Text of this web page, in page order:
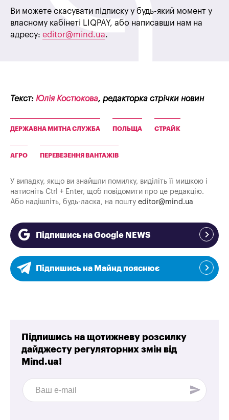
Ви можете скасувати підписку у будь-який момент у
власному кабінеті LIQPAY, або написавши нам на
адресу: editor@mind.ua.
Текст: Юлія Костюкова, редакторка стрічки новин
ДЕРЖАВНА МИТНА СЛУЖБА ПОЛЬЩА СТРАЙК
АГРО ПЕРЕВЕЗЕННЯ ВАНТАЖІВ
У випадку, якщо ви знайшли помилку, виділіть її мишкою і
натисніть Ctrl + Enter, щоб повідомити про це редакцію.
Або надішліть, будь-ласка, на пошту editor@mind.ua
Підпишись на Google NEWS
Підпишись на Майнд пояснює
Підпишись на щотижневу розсилку
дайджесту регуляторних змін від
Mind.ua!